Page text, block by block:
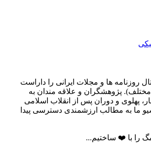
روزنامه ها و مجلات ایرانی را داراست
نشریه مختلف). پژوهشگران و علاقه مندان به
پهلوی و دوران پس از انقلاب اسلامی
ما به مطالب ارزشمندی دسترسی پیدا